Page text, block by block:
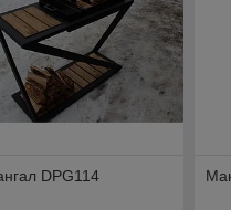
DPG114